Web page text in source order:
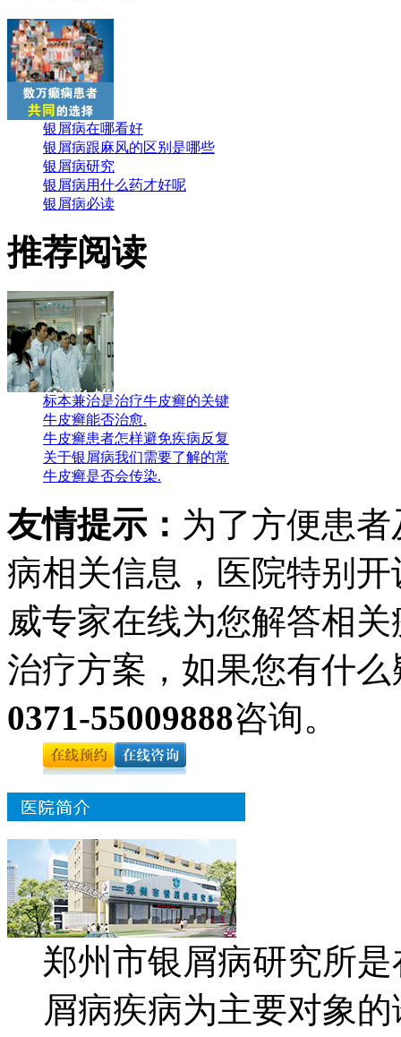
银屑病在哪看好
银屑病跟麻风的区别是哪些
银屑病研究
银屑病用什么药才好呢
银屑病必读
推荐阅读
标本兼治是治疗牛皮癣的关键
牛皮癣能否治愈.
牛皮癣患者怎样避免疾病反复
关于银屑病我们需要了解的常
牛皮癣是否会传染.
友情提示： 为了方便患
病相关信息，医院特别
威专家在线为您解答相
治疗方案，如果您有什
0371-55009888咨询。
郑州市银屑病研究所
屑病疾病为主要对象